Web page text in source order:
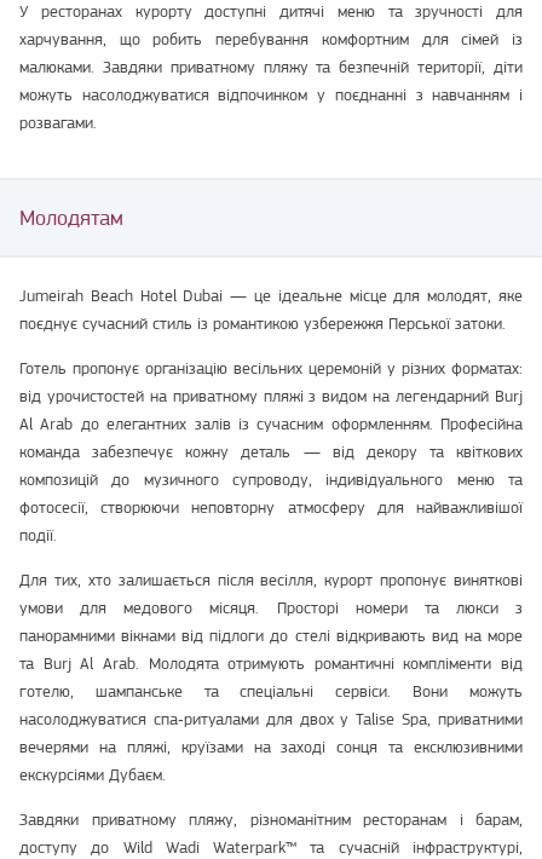
У ресторанах курорту доступні дитячі меню та зручності для
харчування, що робить перебування комфортним для сімей із
малюками. Завдяки приватному пляжу та безпечній території, діти
можуть насолоджуватися відпочинком у поєднанні з навчанням і
розвагами.
Молодятам
Jumeirah Beach Hotel Dubai — це ідеальне місце для молодят, яке
поєднує сучасний стиль із романтикою узбережжя Перської затоки.
Готель пропонує організацію весільних церемоній у різних форматах:
від урочистостей на приватному пляжі з видом на легендарний Burj
Al Arab до елегантних залів із сучасним оформленням. Професійна
команда забезпечує кожну деталь — від декору та квіткових
композицій до музичного супроводу, індивідуального меню та
фотосесії, створюючи неповторну атмосферу для найважливішої
події.
Для тих, хто залишається після весілля, курорт пропонує виняткові
умови для медового місяця. Просторі номери та люкси з
панорамними вікнами від підлоги до стелі відкривають вид на море
та Burj Al Arab. Молодята отримують романтичні компліменти від
готелю, шампанське та спеціальні сервіси. Вони можуть
насолоджуватися спа‑ритуалами для двох у Talise Spa, приватними
вечерями на пляжі, круїзами на заході сонця та ексклюзивними
екскурсіями Дубаєм.
Завдяки приватному пляжу, різноманітним ресторанам і барам,
доступу до Wild Wadi Waterpark™ та сучасній інфраструктурі,